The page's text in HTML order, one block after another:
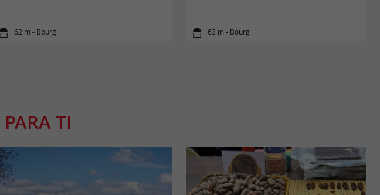
62 m - Bourg 63 m - Bourg
PARA TI